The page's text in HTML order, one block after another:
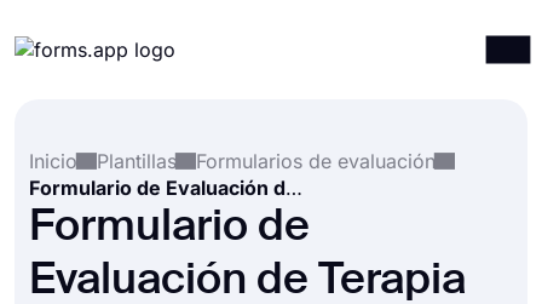
Integraciones
Plantillas
Recursos
Inicio
Plantillas
Formularios de evaluación
Formulario de Evaluación de Terapia Física
Formulario de
Evaluación de Terapia